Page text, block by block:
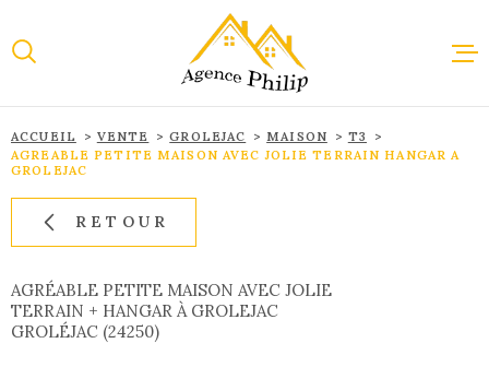
la
au
menu
au
contenu
ACCUEIL VENTE GROLEJAC MAISON
T3
AGREABLE PETITE MAISON AVEC JOLIE TERRAIN HANGAR A
GROLEJAC
RETOUR
AGRÉABLE PETITE MAISON AVEC JOLIE
TERRAIN + HANGAR À GROLEJAC
GROLÉJAC (24250)